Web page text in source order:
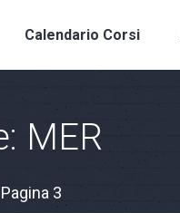
Calendario Corsi
MER
Pagina 3